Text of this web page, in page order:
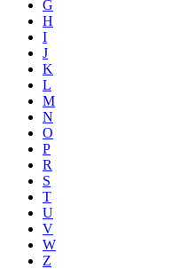
G
H
I
J
K
L
M
N
O
P
R
S
T
U
V
W
Z